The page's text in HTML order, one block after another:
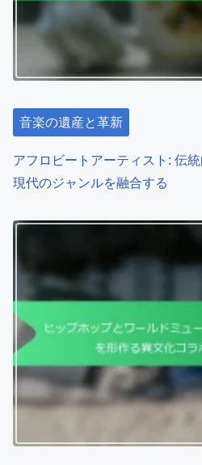
音楽の遺産と革新
アフロビートアーティスト: 伝
現代のジャンルを融合する